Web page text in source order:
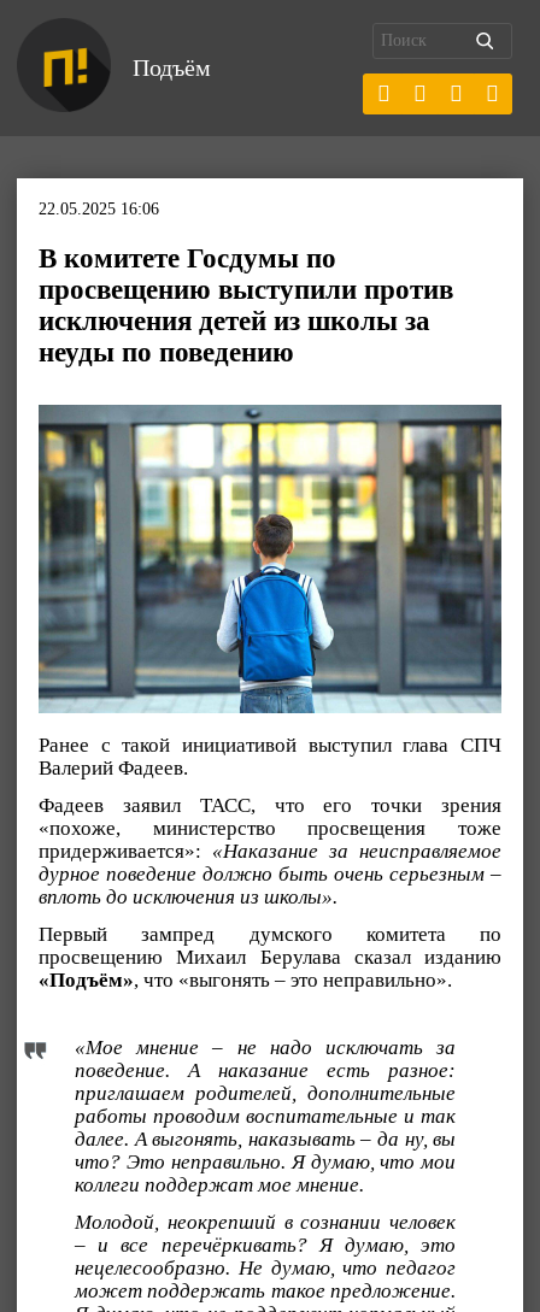
Подъём
22.05.2025 16:06
В комитете Госдумы по
просвещению выступили против
исключения детей из школы за
неуды по поведению
Ранее с такой инициативой выступил глава СПЧ
Валерий Фадеев.
Фадеев заявил ТАСС, что его точки зрения
«похоже, министерство просвещения тоже
придерживается»: «Наказание за неисправляемое
дурное поведение должно быть очень серьезным –
вплоть до исключения из школы».
Первый зампред думского комитета по
просвещению Михаил Берулава сказал изданию
«Подъём», что «выгонять – это неправильно».
«Мое мнение – не надо исключать за
поведение. А наказание есть разное:
приглашаем родителей, дополнительные
работы проводим воспитательные и так
далее. А выгонять, наказывать – да ну, вы
что? Это неправильно. Я думаю, что мои
коллеги поддержат мое мнение.
Молодой, неокрепший в сознании человек
– и все перечёркивать? Я думаю, это
нецелесообразно. Не думаю, что педагог
может поддержать такое предложение.